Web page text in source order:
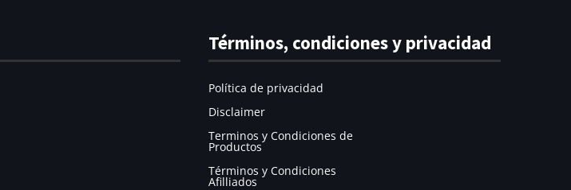
Términos, condiciones y privacidad
Política de privacidad
Disclaimer
Terminos y Condiciones de
Productos
Términos y Condiciones
Afilliados